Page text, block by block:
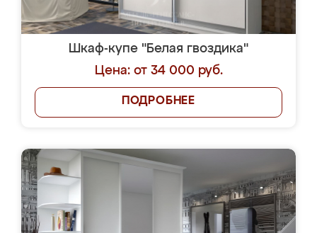
Шкаф-купе "Белая гвоздика"
Цена: от 34 000 руб.
ПОДРОБНЕЕ